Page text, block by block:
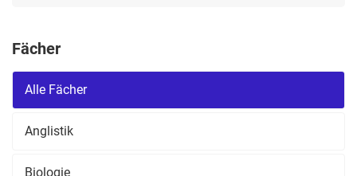
Fächer
Alle Fächer
Anglistik
Biologie